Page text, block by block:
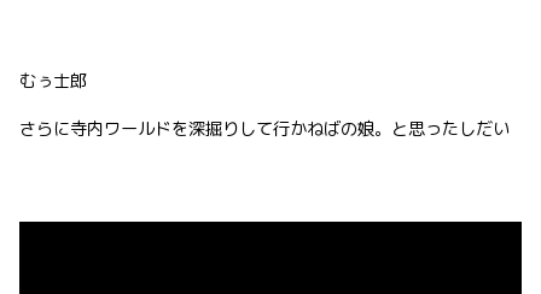
むぅ士郎
さらに寺内ワールドを深掘りして行かねばの娘。と思ったしだい